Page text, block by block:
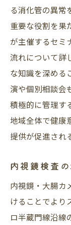
る消化管の異常
重要な役割を果
が主催するセミ
流れについて詳
な知識を深める
演や個別相談会
積極的に管理す
地域全体で健康
提供が促進され
内視鏡検査
内視鏡・大腸カ
けることでより
ロ半蔵門線沿線